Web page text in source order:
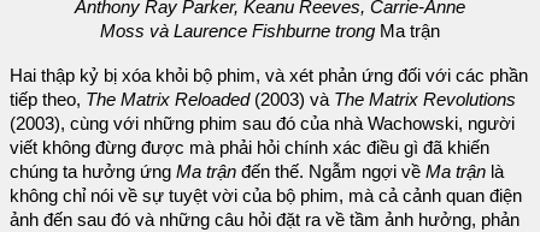
Anthony Ray Parker, Keanu Reeves, Carrie-Anne
Moss và Laurence Fishburne trong Ma trận
Hai thập kỷ bị xóa khỏi bộ phim, và xét phản ứng đối với các phần
tiếp theo, The Matrix Reloaded(2003) và The Matrix Revolutions
(2003), cùng với những phim sau đó của nhà Wachowski, người
viết không đừng được mà phải hỏi chính xác điều gì đã khiến
chúng ta hưởng ứng Ma trận đến thế. Ngẫm ngợi về Ma trận là
không chỉ nói về sự tuyệt vời của bộ phim, mà cả cảnh quan điện
ảnh đến sau đó và những câu hỏi đặt ra về tầm ảnh hưởng, phản